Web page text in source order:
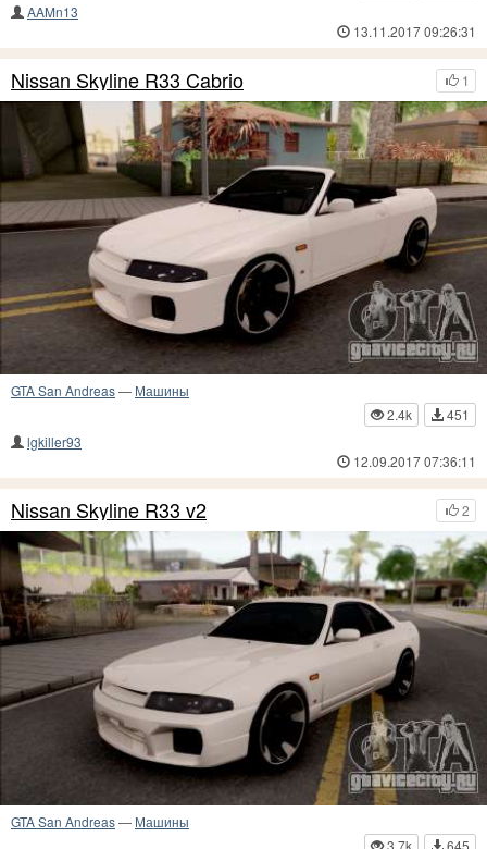
AAMn13
13.11.2017 09:26:31
1
Nissan Skyline R33 Cabrio
GTA San Andreas— Машины
2.4k
451
lgkiller93
12.09.2017 07:36:11
2
Nissan Skyline R33 v2
GTA San Andreas— Машины
3.7k
645